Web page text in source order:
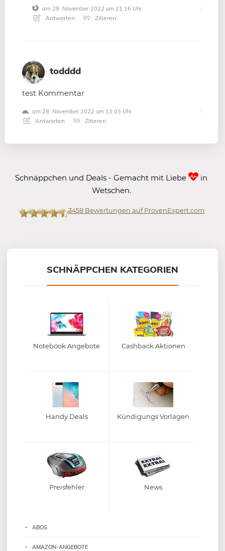
am 29. November 2022 um 21:16 Uhr
Antworten Zitieren
todddd
test Kommentar
am 28. November 2022 um 13:03 Uhr
Antworten Zitieren
Schnäppchen und Deals - Gemacht mit Liebe
in
Wetschen.
3458Bewertungen auf ProvenExpert.com
SCHNÄPPCHEN KATEGORIEN
Notebook Angebote Cashback Aktionen
Handy Deals Kündigungs Vorlagen
Preisfehler News
ABOS
AMAZON-ANGEBOTE